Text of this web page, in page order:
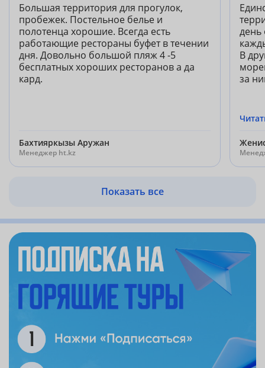
Большая территория для прогулок,
пробежек. Постельное белье и
полотенца хорошие. Всегда есть
работающие рестораны буфет в течении
дня. Довольно большой пляж 4 -5
бесплатных хороших ресторанов а да
кард.
Бахтияркызы Аружан
Менеджер ht.kz
день
В
за
Показать все